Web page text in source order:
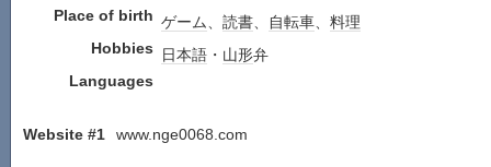
Place of birth
Hobbies
ゲーム、 読書、 自転車、 料理
Languages
日本語 ・ 山形弁
Website #1 www.nge0068.com